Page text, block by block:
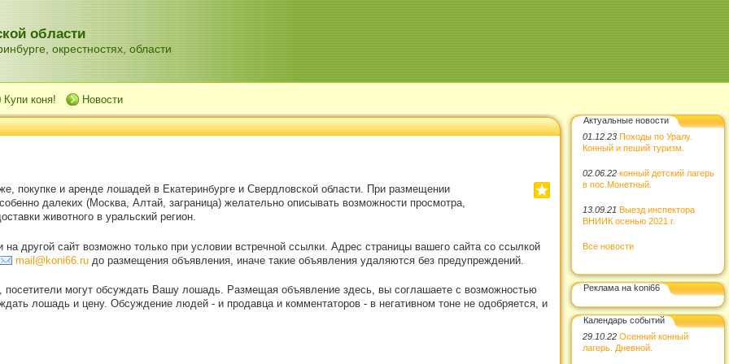
области
окрестностях, области
Купи коня! Новости
покупке и аренде лошадей в Екатеринбурге и Свердловской области. При размещении
далеких (Москва, Алтай, заграница) желательно описывать возможности просмотра,
животного в уральский регион.
другой сайт возможно только при условии встречной ссылки. Адрес страницы вашего сайта со ссылкой
mail@koni66.ru до размещения объявления, иначе такие объявления удаляются без предупреждений.
посетители могут обсуждать Вашу лошадь. Размещая объявление здесь, вы соглашаете с возможностью
лошадь и цену. Обсуждение людей - и продавца и комментаторов - в негативном тоне не одобряется, и
Актуальные новости
01.12.23 Походы по Уралу.
Конный и пеший туризм.
02.06.22 конный детский лагерь
в пос.Монетный.
13.09.21 Выезд инспектора
ВНИИК осенью 2021 г.
Все новости
Реклама на koni66
Календарь событий
29.10.22 Осенний конный
лагерь. Дневной.